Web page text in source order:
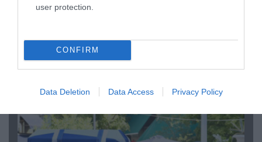
user protection.
CONFIRM
Data Deletion Data Access Privacy Policy
«Οι εντελώς αθώοι»: Η ανάρτηση του Αρκά για
τα ζώα που χάθηκαν στις πυρκαγιές της
Αττικής (φωτο)